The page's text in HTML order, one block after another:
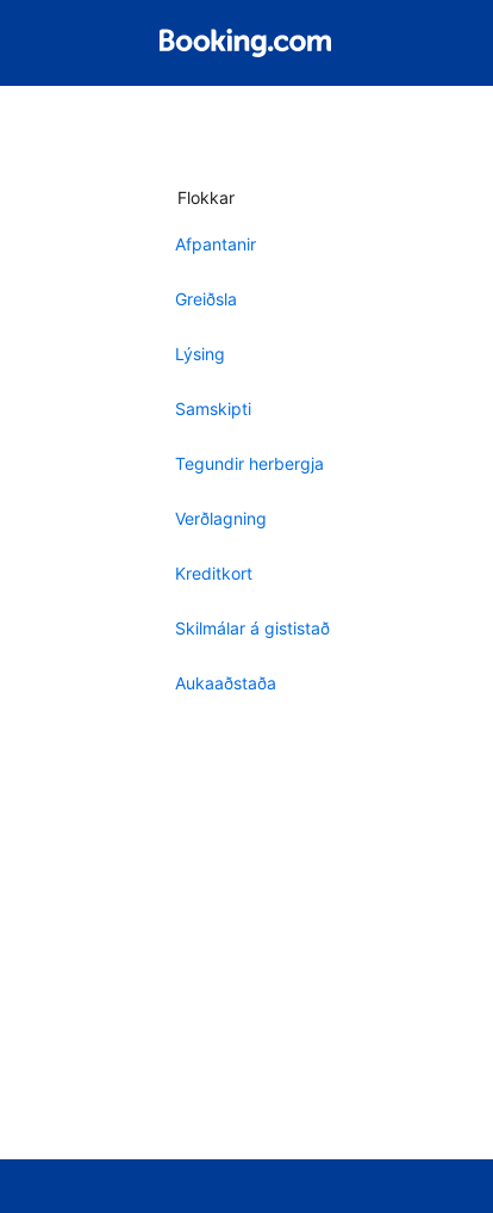
Flokkar
Afpantanir
Greiðsla
Lýsing
Samskipti
Tegundir herbergja
Verðlagning
Kreditkort
Skilmálar á gististað
Aukaaðstaða